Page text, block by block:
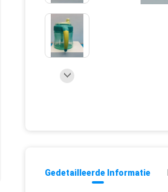
Gedetailleerde Informatie